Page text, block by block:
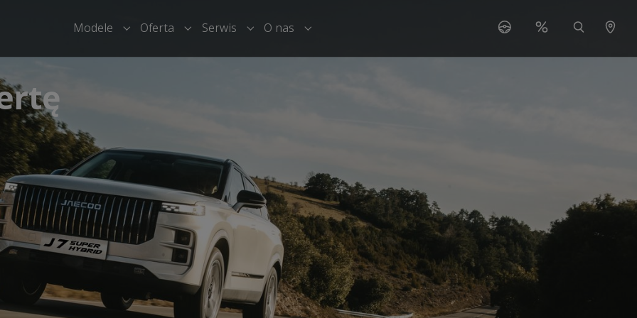
Modele Submenu for "Modele"
Oferta Submenu for "Oferta"
Serwis Submenu for "Serwis"
O nas Submenu for "O nas"